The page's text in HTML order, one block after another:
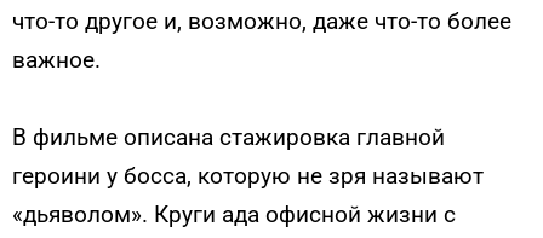
что-то другое и, возможно, даже что-то более
важное.
В фильме описана стажировка главной
героини у босса, которую не зря называют
«дьяволом». Круги ада офисной жизни с